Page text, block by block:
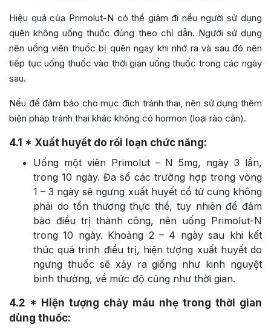
Hiệu quả của Primolut-N có thể giảm đi nếu người sử dụng
quên không uống thuốc đúng theo chỉ dẫn. Người sử dụng
nên uống viên thuốc bị quên ngay khi nhớ ra và sau đó nên
tiếp tục uống thuốc vào thời gian uống thuốc trong các ngày
sau.
Nếu để đảm bảo cho mục đích tránh thai, nên sử dụng thêm
biện pháp tránh thai khác không có hormon (loại rào cản).
4.1 * Xuất huyết do rối loạn chức năng:
Uống một viên Primolut – N 5mg, ngày 3 lần,
trong 10 ngày. Đa số các trường hợp trong vòng
1 – 3 ngày sẽ ngưng xuất huyết cổ tử cung không
phải do tổn thương thực thể, tuy nhiên để đảm
bảo điều trị thành công, nên uống Primolut-N
trong 10 ngày. Khoảng 2 – 4 ngày sau khi kết
thúc quá trình điều trị, hiện tượng xuất huyết do
ngưng thuốc sẽ xảy ra giống như kinh nguyệt
bình thường, về mức độ cũng như thời gian.
4.2 * Hiện tượng chảy máu nhẹ trong thời gian
dùng thuốc: